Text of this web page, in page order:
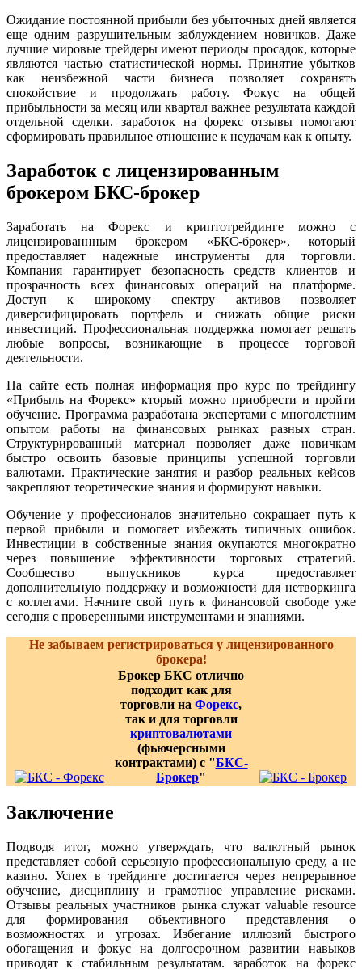
Ожидание постоянной прибыли без убыточных дней является
еще одним разрушительным заблуждением новичков. Даже
лучшие мировые трейдеры имеют периоды просадок, которые
являются частью статистической нормы. Принятие убытков
как неизбежной части бизнеса позволяет сохранять
спокойствие и продолжать работу. Фокус на общей
прибыльности за месяц или квартал важнее результата каждой
отдельной сделки. заработок на форекс отзывы помогают
сформировать правильное отношение к неудачам как к опыту.
Заработок с лицензированным
брокером БКС-брокер
Заработать на Форекс и криптотрейдинге можно с
лицензированнным брокером «БКС-брокер», который
предоставляет надежные инструменты для торговли.
Компания гарантирует безопасность средств клиентов и
прозрачность всех финансовых операций на платформе.
Доступ к широкому спектру активов позволяет
диверсифицировать портфель и снижать общие риски
инвестиций. Профессиональная поддержка помогает решать
любые вопросы, возникающие в процессе торговой
деятельности.
На сайте есть полная информация про курс по трейдингу
«Прибыль на Форекс» кторый можно приобрести и пройти
обучение. Программа разработана экспертами с многолетним
опытом работы на финансовых рынках разных стран.
Структурированный материал позволяет даже новичкам
быстро освоить базовые принципы успешной торговли
валютами. Практические занятия и разбор реальных кейсов
закрепляют теоретические знания и формируют навыки.
Обучение у профессионалов значительно сокращает путь к
первой прибыли и помогает избежать типичных ошибок.
Инвестиции в собственные знания окупаются многократно
через повышение эффективности торговых стратегий.
Сообщество выпускников курса предоставляет
дополнительную поддержку и возможности для нетворкинга
с коллегами. Начните свой путь к финансовой свободе уже
сегодня с проверенными инструментами и знаниями.
Не забываем регистрироваться у лицензированного
брокера!
Брокер БКС отлично
подходит как для
торговли на Форекс,
так и для торговли
криптовалютами
(фьючерсными
контрактами) с "БКС-
Брокер"
Заключение
Подводя итог, можно утверждать, что валютный рынок
представляет собой серьезную профессиональную среду, а не
казино. Успех в трейдинге достигается через непрерывное
обучение, дисциплину и грамотное управление рисками.
Отзывы реальных участников рынка служат valuable resource
для формирования объективного представления о
возможностях и угрозах. Избегание иллюзий быстрого
обогащения и фокус на долгосрочном развитии навыков
приводят к стабильным результатам. заработок на форекс